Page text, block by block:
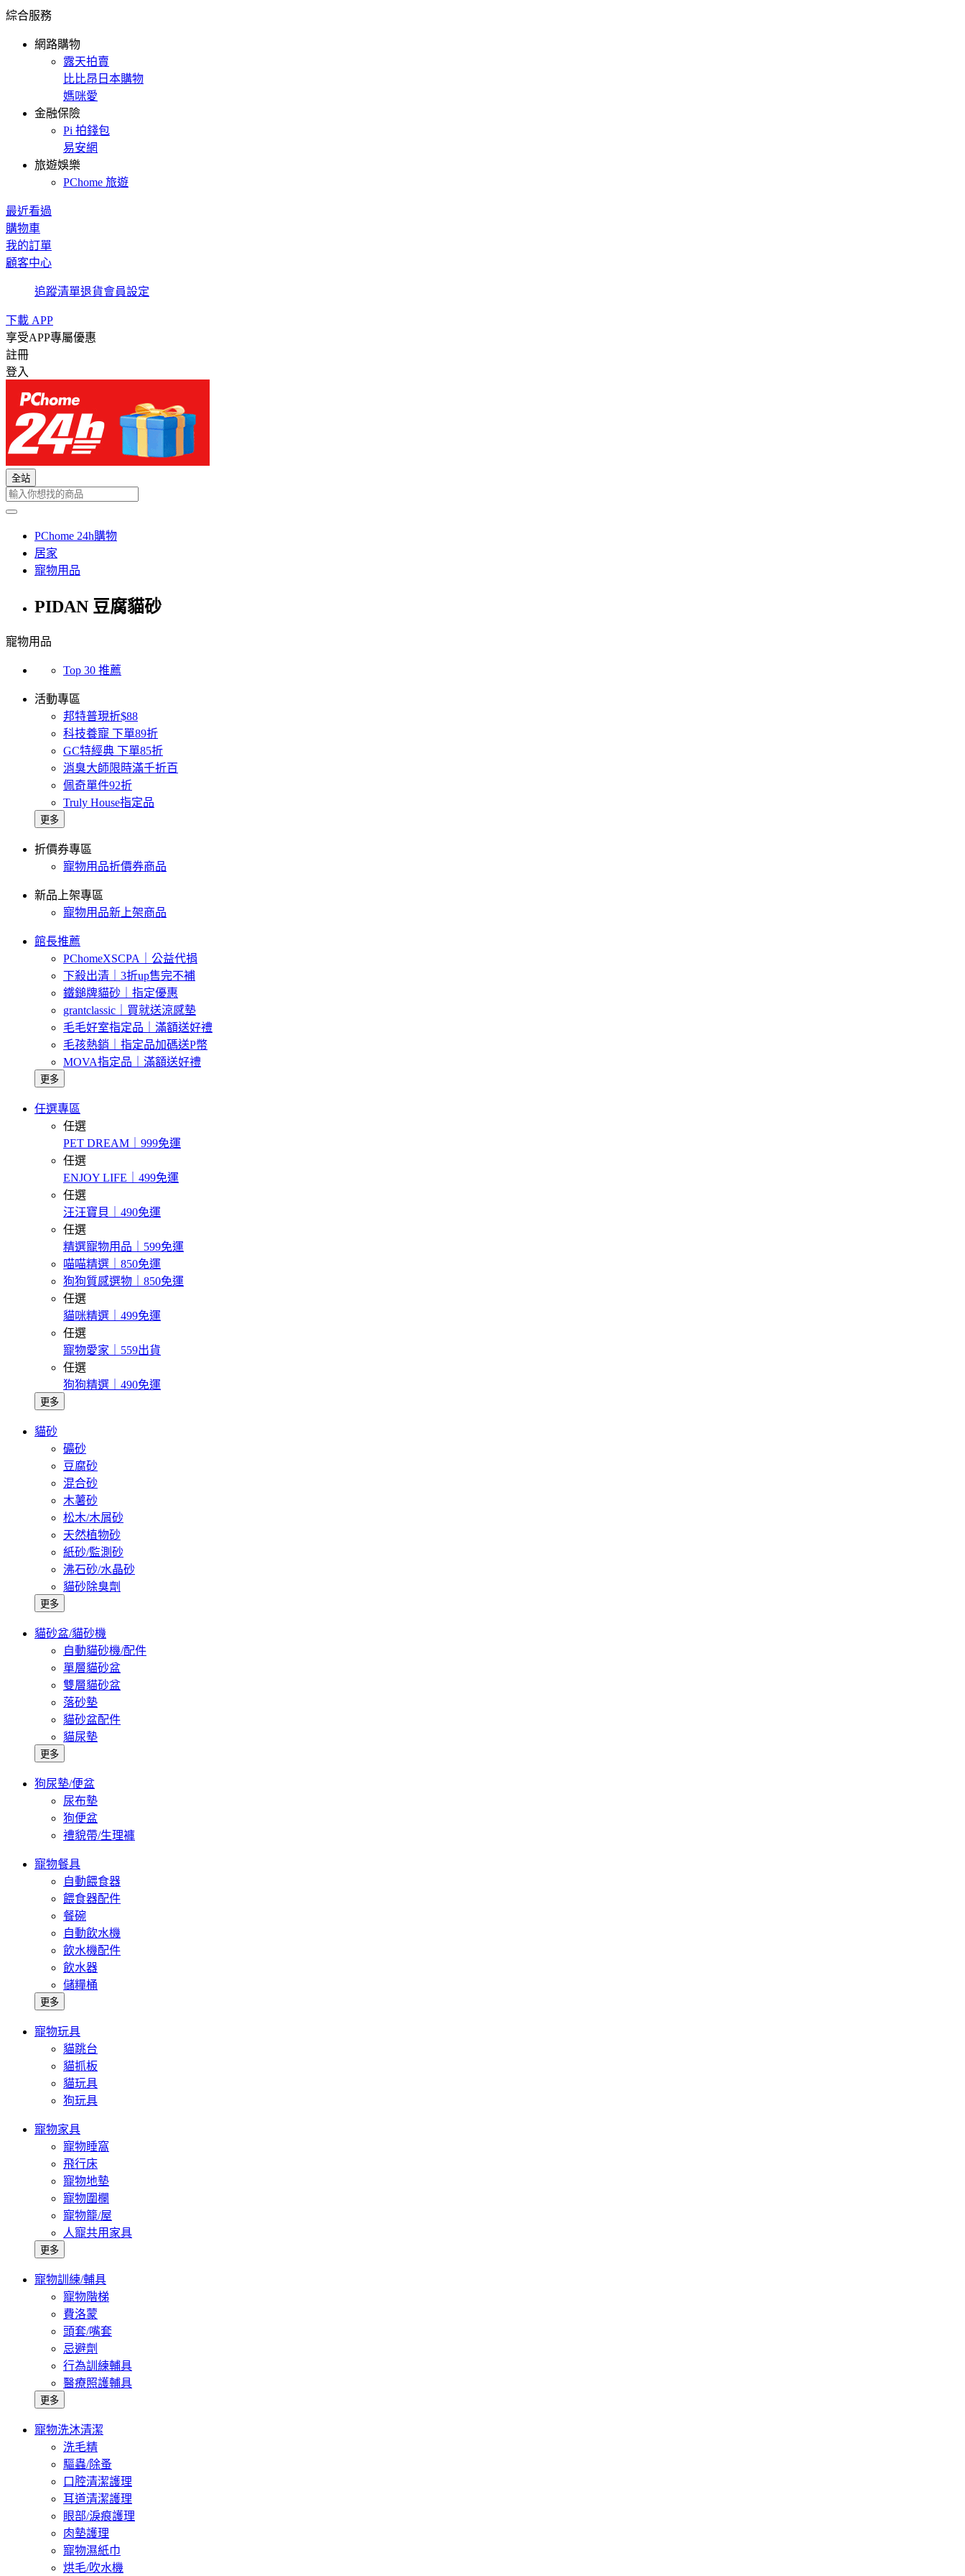
綜合服務
網路購物
露天拍賣
比比昂日本購物
媽咪愛
金融保險
Pi 拍錢包
易安網
旅遊娛樂
PChome 旅遊
最近看過
購物車
我的訂單
顧客中心
追蹤清單退貨會員設定
下載 APP
享受APP專屬優惠
註冊
登入
全站
PChome 24h購物
居家
寵物用品
PIDAN 豆腐貓砂
寵物用品
Top 30 推薦
活動專區
邦特普現折$88
科技養寵 下單89折
GC特經典 下單85折
消臭大師限時滿千折百
佩奇單件92折
Truly House指定品
更多
折價券專區
寵物用品折價券商品
新品上架專區
寵物用品新上架商品
館長推薦
PChomeXSCPA｜公益代捐
下殺出清｜3折up售完不補
鐵鎚牌貓砂｜指定優惠
grantclassic｜買就送涼感墊
毛毛好室指定品｜滿額送好禮
毛孩熱銷｜指定品加碼送P幣
MOVA指定品｜滿額送好禮
更多
任選專區
任選
PET DREAM｜999免運
任選
ENJOY LIFE｜499免運
任選
汪汪寶貝｜490免運
任選
精選寵物用品｜599免運
喵喵精選｜850免運
狗狗質感選物｜850免運
任選
貓咪精選｜499免運
任選
寵物愛家｜559出貨
任選
狗狗精選｜490免運
更多
貓砂
礦砂
豆腐砂
混合砂
木薯砂
松木/木屑砂
天然植物砂
紙砂/監測砂
沸石砂/水晶砂
貓砂除臭劑
更多
貓砂盆/貓砂機
自動貓砂機/配件
單層貓砂盆
雙層貓砂盆
落砂墊
貓砂盆配件
貓尿墊
更多
狗尿墊/便盆
尿布墊
狗便盆
禮貌帶/生理褲
寵物餐具
自動餵食器
餵食器配件
餐碗
自動飲水機
飲水機配件
飲水器
儲糧桶
更多
寵物玩具
貓跳台
貓抓板
貓玩具
狗玩具
寵物家具
寵物睡窩
飛行床
寵物地墊
寵物圍欄
寵物籠/屋
人寵共用家具
更多
寵物訓練/輔具
寵物階梯
費洛蒙
頭套/嘴套
忌避劑
行為訓練輔具
醫療照護輔具
更多
寵物洗沐清潔
洗毛精
驅蟲/除蚤
口腔清潔護理
耳道清潔護理
眼部/淚痕護理
肉墊護理
寵物濕紙巾
烘毛/吹水機